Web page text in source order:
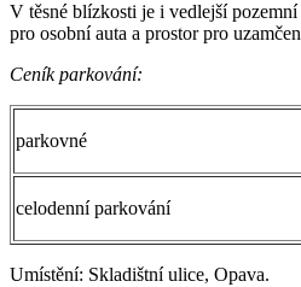
V těsné blízkosti je i vedlejší
pro osobní auta a prostor pro
Ceník parkování:
parkovné
celodenní parkování
Umístění: Skladištní ulice, Opava.